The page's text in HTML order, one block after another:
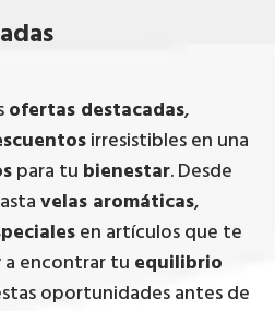
ofertas destacadas,
irresistibles en una
para tu bienestar. Desde
velas aromáticas,
en artículos que te
a encontrar tu equilibrio
oportunidades antes de